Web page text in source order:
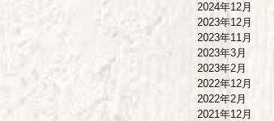
2024年12月
2023年12月
2023年11月
2023年3月
2023年2月
2022年12月
2022年2月
2021年12月